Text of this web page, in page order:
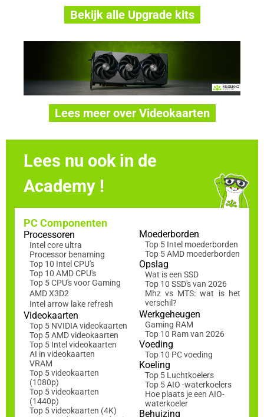
Bekijk alle Upgrade kits
Lees meer over Videokaarten
Lees nu ook in de
Academy !
PC Componenten
Processoren
Intel core ultra
Processor benaming
Top 10 Intel CPU's
Top 10 AMD CPU's
Top 5 CPU's voor Gaming
AMD X3D2
Intel arrow lake refresh
Videokaarten
Top 5 NVIDIA videokaarten
Top 5 AMD videokaarten
Top 5 Intel videokaarten
AI in videokaarten
VRAM
Top 5 videokaarten
(1080p)
Top 5 videokaarten
(1440p)
Top 5 videokaarten (4K)
Moederborden
Top 5 Intel moederborden
Top 5 AMD moederborden
Opslag
Wat is een SSD
Top 10 SSD's van 2026
Mhz vs MTS: wat is het
verschil?
Werkgeheugen
Gaming RAM
Top 10 Ram van 2026
Voeding
Top 10 PC voeding
Koeling
Top 5 Luchtkoelers
Top 5 AIO -waterkoelers
Hoe plaats je een AIO-
waterkoeler
Behuizing